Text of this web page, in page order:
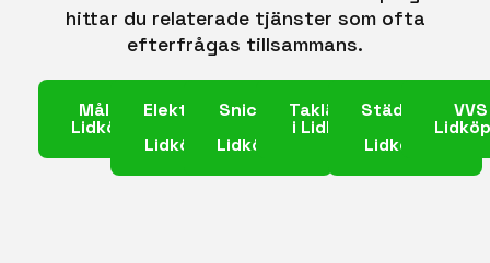
hittar du relaterade tjänster som ofta
efterfrågas tillsammans.
Målare i
Lidköping
Elektriker
Lidköping
Snickare
Lidköping
Takläggare
i Lidköping
Städfirma
Lidköping